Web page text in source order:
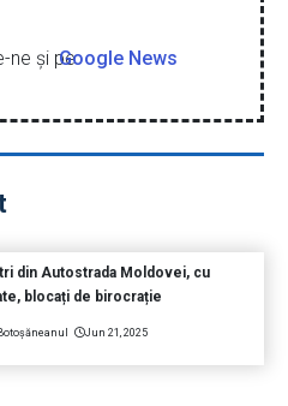
ne şi peGoogle News
din Autostrada Moldovei, cu
blocați de birocrație
Jun 21, 2025